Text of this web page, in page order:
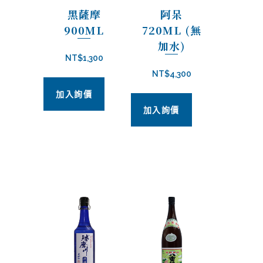
黑薩摩
900ML
NT$1,300
加入詢價
阿呆
720ML (無
加水)
NT$4,300
加入詢價